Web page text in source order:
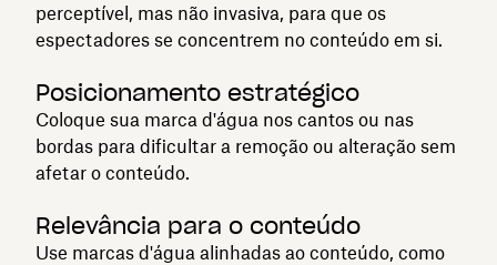
perceptível, mas não invasiva, para que os
espectadores se concentrem no conteúdo em si.
Posicionamento estratégico
Coloque sua marca d'água nos cantos ou nas
bordas para dificultar a remoção ou alteração sem
afetar o conteúdo.
Relevância para o conteúdo
Use marcas d'água alinhadas ao conteúdo, como